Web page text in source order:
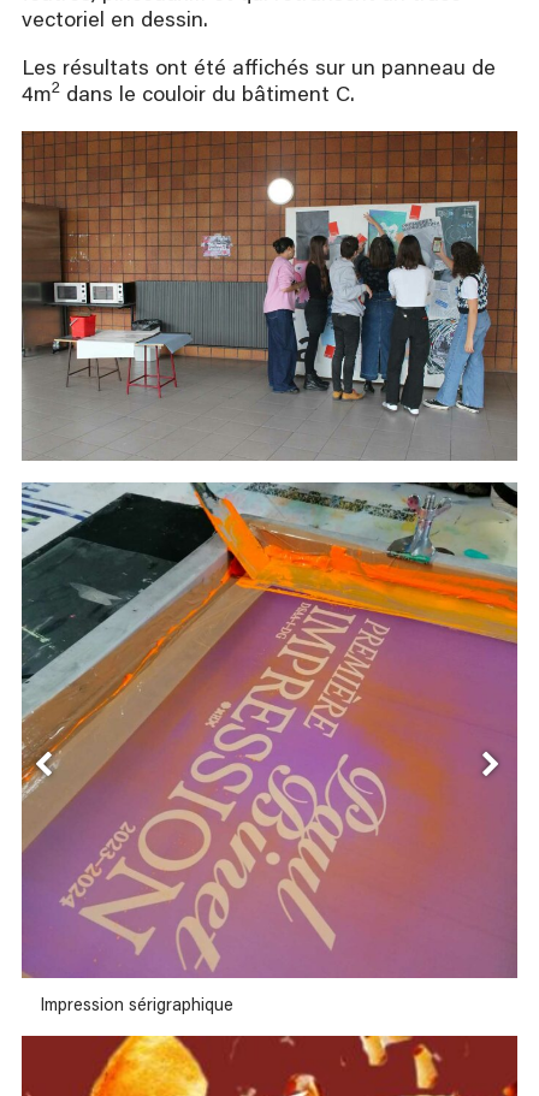
vectoriel en dessin.
Les résultats ont été affichés sur un panneau de
4m2 dans le couloir du bâtiment C.
Impression sérigraphique